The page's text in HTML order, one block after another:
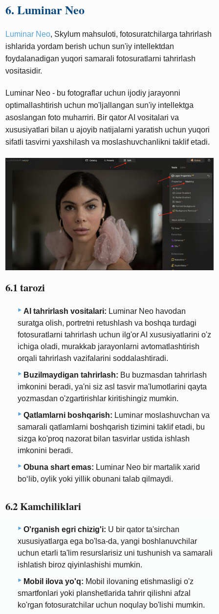
6. Luminar Neo
Luminar Neo, Skylum mahsuloti, fotosuratchilarga tahrirlash
ishlarida yordam berish uchun sun'iy intellektdan
foydalanadigan yuqori samarali fotosuratlarni tahrirlash
vositasidir.
Luminar Neo - bu fotograflar uchun ijodiy jarayonni
optimallashtirish uchun mo'ljallangan sun'iy intellektga
asoslangan foto muharriri. Bir qator AI vositalari va
xususiyatlari bilan u ajoyib natijalarni yaratish uchun yuqori
sifatli tasvirni yaxshilash va moslashuvchanlikni taklif etadi.
6.1 tarozi
AI tahrirlash vositalari: Luminar Neo havodan
suratga olish, portretni retushlash va boshqa turdagi
fotosuratlarni tahrirlash uchun ilg'or AI xususiyatlarini o'z
ichiga oladi, murakkab jarayonlarni avtomatlashtirish
orqali tahrirlash vazifalarini soddalashtiradi.
Buzilmaydigan tahrirlash: Bu buzmasdan tahrirlash
imkonini beradi, ya'ni siz asl tasvir ma'lumotlarini qayta
yozmasdan o'zgartirishlar kiritishingiz mumkin.
Qatlamlarni boshqarish: Luminar moslashuvchan va
samarali qatlamlarni boshqarish tizimini taklif etadi, bu
sizga ko'proq nazorat bilan tasvirlar ustida ishlash
imkonini beradi.
Obuna shart emas: Luminar Neo bir martalik xarid
bo‘lib, oylik yoki yillik obunani talab qilmaydi.
6.2 Kamchiliklari
O'rganish egri chizig'i: U bir qator ta'sirchan
xususiyatlarga ega bo'lsa-da, yangi boshlanuvchilar
uchun etarli ta'lim resurslarisiz uni tushunish va samarali
ishlatish biroz qiyinlashishi mumkin.
Mobil ilova yo'q: Mobil ilovaning etishmasligi o'z
smartfonlari yoki planshetlarida tahrir qilishni afzal
ko'rgan fotosuratchilar uchun noqulay bo'lishi mumkin.